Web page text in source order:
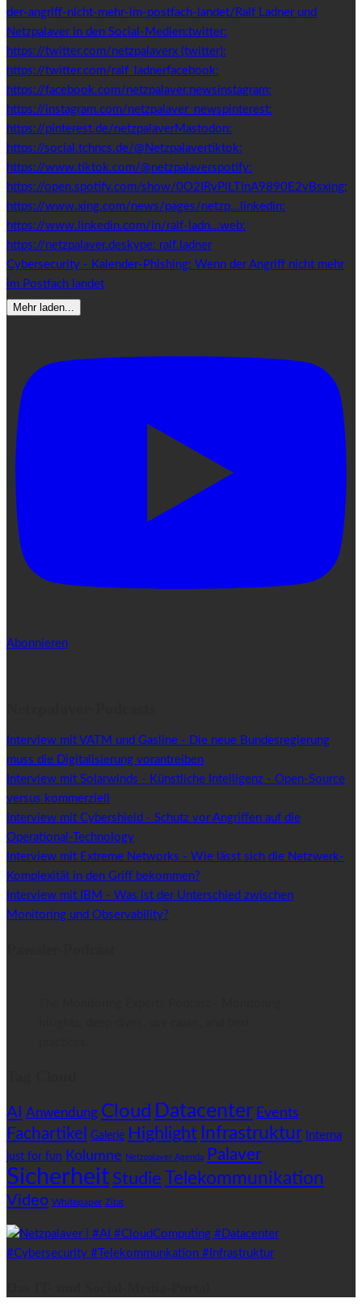
Cybersecurity - Kalender-Phishing: Wenn der Angriff nicht mehr
im Postfach landet
Mehr laden...
Abonnieren
Interview mit VATM und Gasline - Die neue Bundesregierung
muss die Digitalisierung vorantreiben
Interview mit Solarwinds - Künstliche Intelligenz - Open-Source
versus kommerziell
Interview mit Cybershield - Schutz vor Angriffen auf die
Operational-Technology
Interview mit Extreme Networks - Wie lässt sich die Netzwerk-
Komplexität in den Griff bekommen?
Interview mit IBM - Was ist der Unterschied zwischen
Monitoring und Observability?
AI Anwendung Cloud Datacenter Events
Fachartikel Galerie Highlight Infrastruktur Interna
just for fun Kolumne Netzpalaver Agenda Palaver
Sicherheit Studie Telekommunikation
Video Whitepaper Zitat